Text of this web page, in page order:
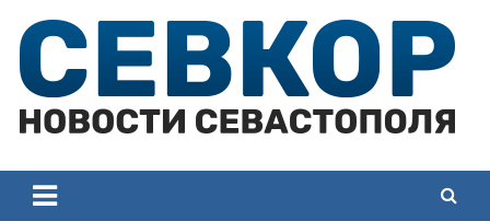
content
Севастополя
Севастополя